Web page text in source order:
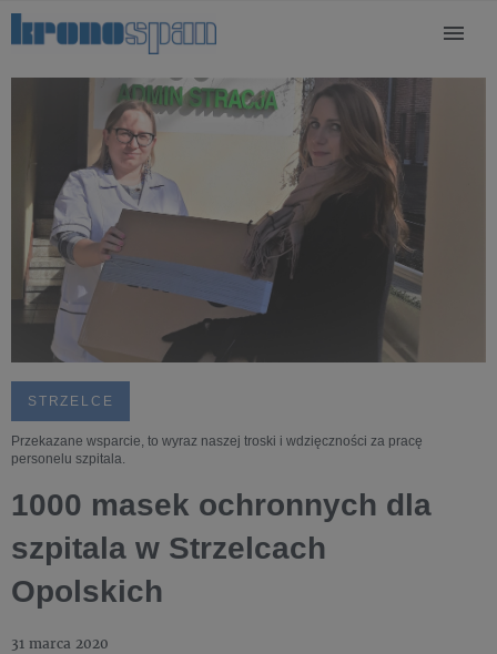
STRZELCE
Przekazane wsparcie, to wyraz naszej troski i wdzięczności za pracę
personelu szpitala.
1000 masek ochronnych dla
szpitala w Strzelcach
Opolskich
31 marca 2020